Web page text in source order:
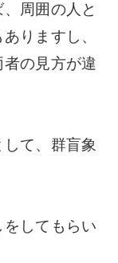
周囲の人と
りますし、
の見方が違
て、群盲象
してもらい